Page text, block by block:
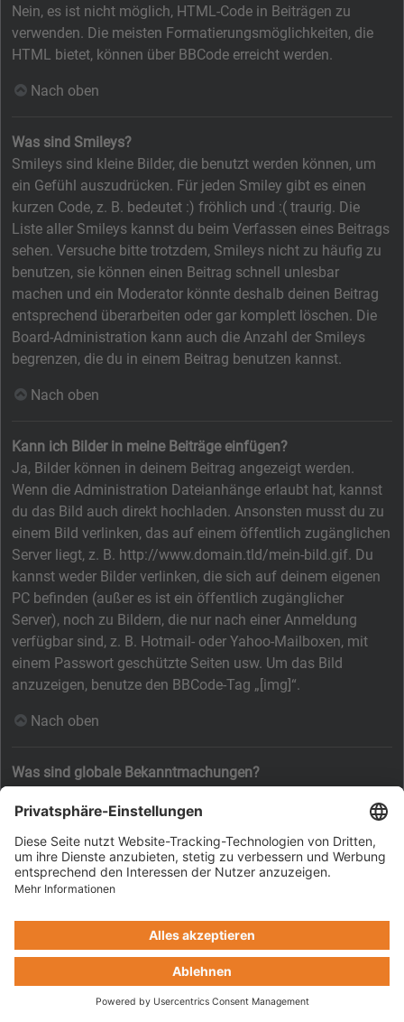
Nein, es ist nicht möglich, HTML-Code in Beiträgen zu
verwenden. Die meisten Formatierungsmöglichkeiten, die
HTML bietet, können über BBCode erreicht werden.
Nach oben
Was sind Smileys?
Smileys sind kleine Bilder, die benutzt werden können, um
ein Gefühl auszudrücken. Für jeden Smiley gibt es einen
kurzen Code, z. B. bedeutet :) fröhlich und :( traurig. Die
Liste aller Smileys kannst du beim Verfassen eines Beitrags
sehen. Versuche bitte trotzdem, Smileys nicht zu häufig zu
benutzen, sie können einen Beitrag schnell unlesbar
machen und ein Moderator könnte deshalb deinen Beitrag
entsprechend überarbeiten oder gar komplett löschen. Die
Board-Administration kann auch die Anzahl der Smileys
begrenzen, die du in einem Beitrag benutzen kannst.
Nach oben
Kann ich Bilder in meine Beiträge einfügen?
Ja, Bilder können in deinem Beitrag angezeigt werden.
Wenn die Administration Dateianhänge erlaubt hat, kannst
du das Bild auch direkt hochladen. Ansonsten musst du zu
einem Bild verlinken, das auf einem öffentlich zugänglichen
Server liegt, z. B. http://www.domain.tld/mein-bild.gif. Du
kannst weder Bilder verlinken, die sich auf deinem eigenen
PC befinden (außer es ist ein öffentlich zugänglicher
Server), noch zu Bildern, die nur nach einer Anmeldung
verfügbar sind, z. B. Hotmail- oder Yahoo-Mailboxen, mit
einem Passwort geschützte Seiten usw. Um das Bild
anzuzeigen, benutze den BBCode-Tag „[img]“.
Nach oben
Was sind globale Bekanntmachungen?
Informationen, deshalb solltest du sie so bald wie möglich
lesen. Globale Bekanntmachungen erscheinen ganz oben in
jedem Forum und ebenfalls in deinem persönlichen Bereich.
Ob du eine globale Bekanntmachung schreiben kannst oder
vergebenen Berechtigungen ab.
Nach oben
Was sind Bekanntmachungen?